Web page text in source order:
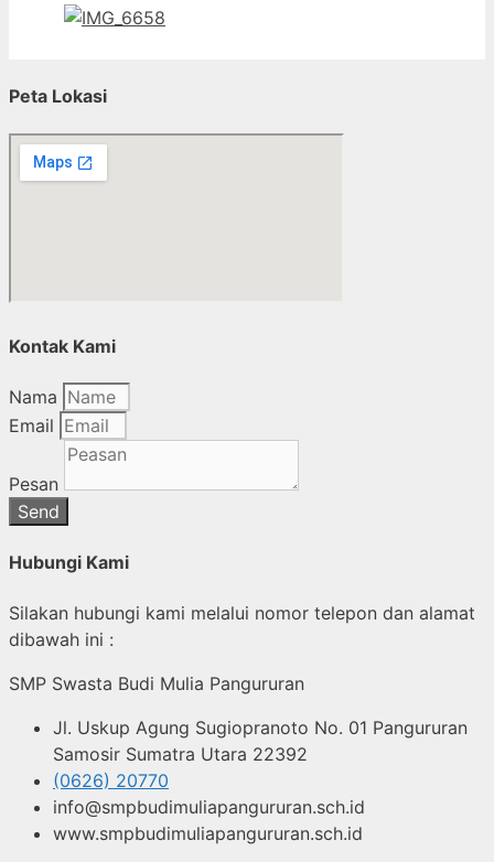
Peta Lokasi
Kontak Kami
Nama
Email
Pesan
Send
Hubungi Kami
Silakan hubungi kami melalui nomor telepon dan alamat
dibawah ini :
SMP Swasta Budi Mulia Pangururan
Jl. Uskup Agung Sugiopranoto No. 01 Pangururan
Samosir Sumatra Utara 22392
(0626) 20770
info@smpbudimuliapangururan.sch.id
www.smpbudimuliapangururan.sch.id